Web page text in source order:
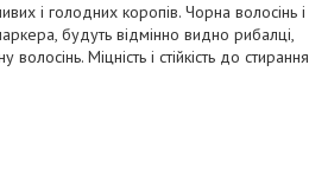
і голодних коропів. Чорна волосінь і
будуть відмінно видно рибалці,
Міцність і стійкість до стирання